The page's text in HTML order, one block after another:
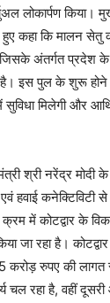
लोकार्पण किया।
कहा कि मालन सेतु का
जिसके अंतर्गत प्रदेश
है। इस पुल के शुरू
मिलेगी और
श्री नरेंद्र मोदी के
हवाई कनेक्टिविटी
में कोटद्वार के
जा रहा है।
करोड़ रुपए की
चल रहा है, वहीं